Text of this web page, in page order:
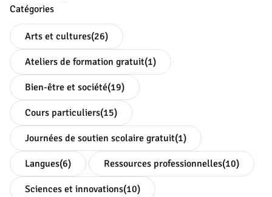
Catégories
Arts et cultures(26)
Ateliers de formation gratuit(1)
Bien-être et société(19)
Cours particuliers(15)
Journées de soutien scolaire gratuit(1)
Langues(6) Ressources professionnelles(10)
Sciences et innovations(10)